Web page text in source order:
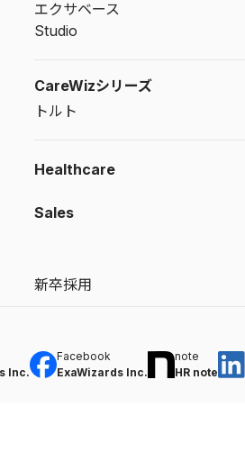
エクサベース
Studio
CareWizシリーズ
トルト
Healthcare
Sales
新卒採用
Inc.
Facebook
ExaWizards Inc.
note
HR note